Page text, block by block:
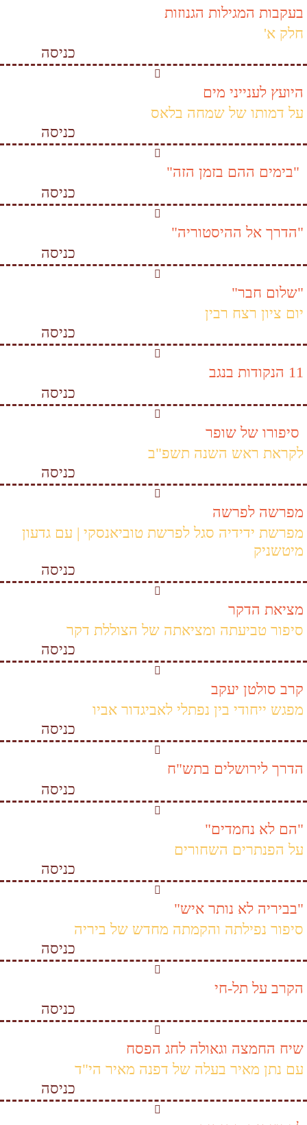
בעקבות המגילות הגנוזות
חלק א'
כניסה
היועץ לענייני מים
על דמותו של שמחה בלאס
כניסה
"בימים ההם בזמן הזה"
כניסה
"הדרך אל ההיסטוריה"
כניסה
"שלום חבר"
יום ציון רצח רבין
כניסה
11 הנקודות בנגב
כניסה
סיפורו של שופר
לקראת ראש השנה תשפ"ב
כניסה
מפרשה לפרשה
מפרשת ידידיה סגל לפרשת טוביאנסקי | עם גדעון
מיטשניק
כניסה
מציאת הדקר
סיפור טביעתה ומציאתה של הצוללת דקר
כניסה
קרב סולטן יעקב
מפגש ייחודי בין נפתלי לאביגדור אביו
כניסה
הדרך לירושלים בתש"ח
כניסה
"הם לא נחמדים"
על הפנתרים השחורים
כניסה
"בביריה לא נותר איש"
סיפור נפילתה והקמתה מחדש של ביריה
כניסה
הקרב על תל-חי
כניסה
שיח החמצה וגאולה לחג הפסח
עם נתן מאיר בעלה של דפנה מאיר הי"ד
כניסה